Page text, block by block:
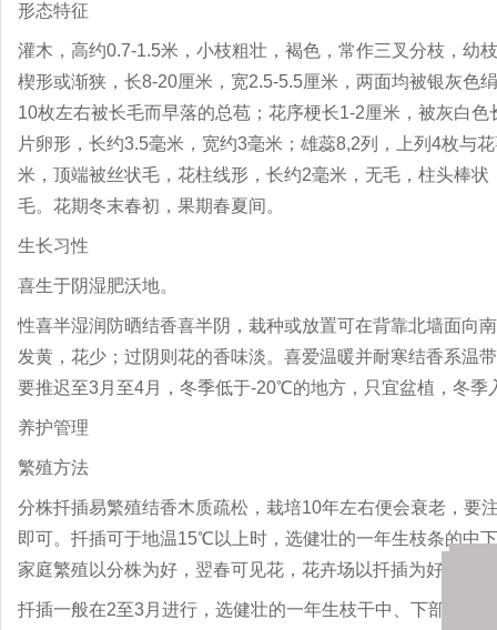
形态特征
灌木，高约0.7-1.5米，小枝粗壮，褐色，常作三叉分枝，幼
楔形或渐狭，长8-20厘米，宽2.5-5.5厘米，两面均被银灰色
10枚左右被长毛而早落的总苞；花序梗长1-2厘米，被灰白
片卵形，长约3.5毫米，宽约3毫米；雄蕊8,2列，上列4枚与
米，顶端被丝状毛，花柱线形，长约2毫米，无毛，柱头棒
毛。花期冬末春初，果期春夏间。
生长习性
喜生于阴湿肥沃地。
性喜半湿润防晒结香喜半阴，栽种或放置可在背靠北墙面向
发黄，花少；过阴则花的香味淡。喜爱温暖并耐寒结香系
要推迟至3月至4月，冬季低于-20℃的地方，只宜盆植，冬季
养护管理
繁殖方法
分株扦插易繁殖结香木质疏松，栽培10年左右便会衰老，要
即可。扦插可于地温15℃以上时，选健壮的一年生枝条的中
家庭繁殖以分株为好，翌春可见花，花卉场以扦插为好，繁
扦插一般在2至3月进行，选健壮的一年生枝干中、下部分剪